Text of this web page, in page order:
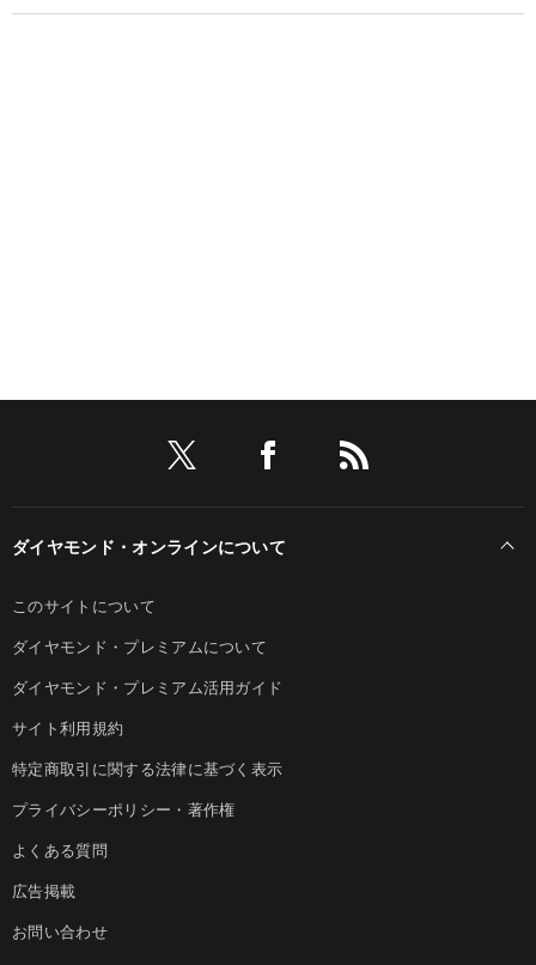
ダイヤモンド・オンラインについて
このサイトについて
ダイヤモンド・プレミアムについて
ダイヤモンド・プレミアム活用ガイド
サイト利用規約
特定商取引に関する法律に基づく表示
プライバシーポリシー・著作権
よくある質問
広告掲載
お問い合わせ